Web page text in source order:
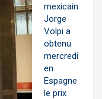
mexicain
Jorge
Volpi a
obtenu
mercredi
en
Espagne
le prix